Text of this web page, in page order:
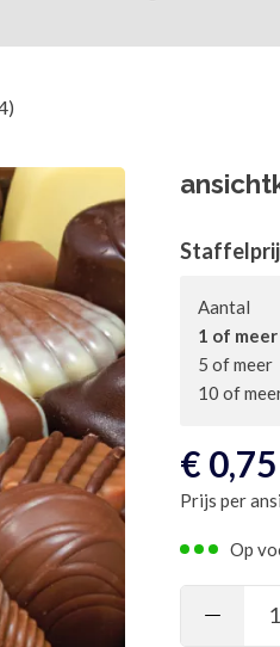
Aantal
1 of meer
5 of meer
10 of
€ 0,75
Prijs per
Op